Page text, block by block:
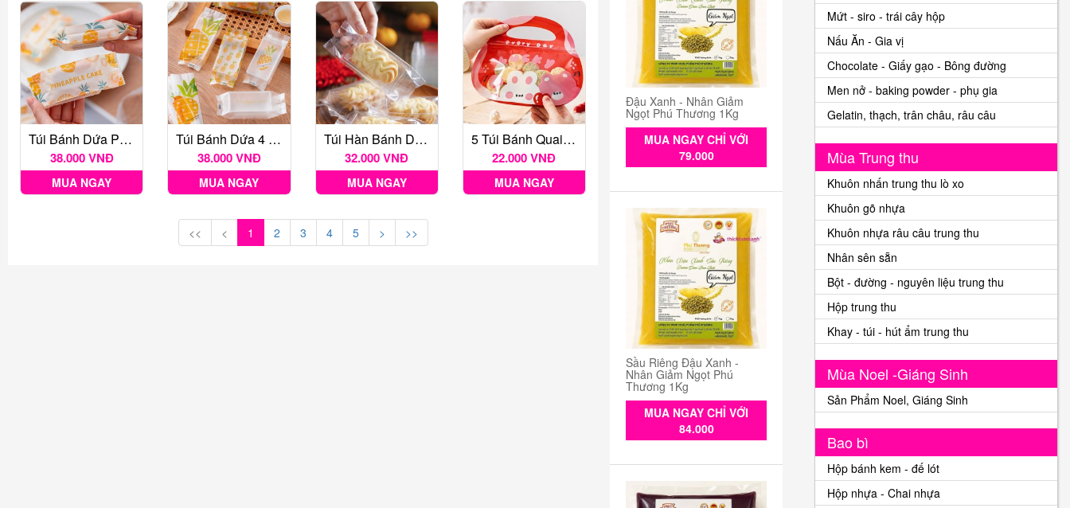
Túi Bánh Dứa Pineapple Classic 100c
38.000 VNĐ
MUA NGAY
Túi Bánh Dứa 4 Mẫu Nền Trong ~100c
38.000 VNĐ
MUA NGAY
Túi Hàn Bánh Dứa Trong 4.7*13.5*2.5cm ~100c
32.000 VNĐ
MUA NGAY
5 Túi Bánh Quai Xách Lucky Day
22.000 VNĐ
MUA NGAY
<< < 1 2 3 4 5 > >>
Đậu Xanh - Nhân Giảm
Ngọt Phú Thương 1Kg
MUA NGAY CHỈ VỚI
79.000
Sầu Riêng Đậu Xanh -
Nhân Giảm Ngọt Phú
Thương 1Kg
MUA NGAY CHỈ VỚI
84.000
Mứt - siro - trái cây hộp
Nấu Ăn - Gia vị
Chocolate - Giấy gạo - Bông đường
Men nở - baking powder - phụ gia
Gelatin, thạch, trân châu, râu câu
Mùa Trung thu
Khuôn nhấn trung thu lò xo
Khuôn gõ nhựa
Khuôn nhựa râu câu trung thu
Nhân sên sẵn
Bột - đường - nguyên liệu trung thu
Hộp trung thu
Khay - túi - hút ẩm trung thu
Mùa Noel -Giáng Sinh
Sản Phẩm Noel, Giáng Sinh
Bao bì
Hộp bánh kem - đế lót
Hộp nhựa - Chai nhựa